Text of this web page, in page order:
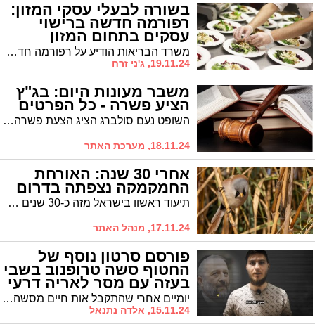
בשורה לבעלי עסקי המזון:
רפורמה חדשה ברישוי
עסקים בתחום המזון
משרד הבריאות הודיע על רפורמה חדשה ברישוי עסקים בתחום המזון. הרפורמה תיכנס לתוקף החל משנת 2025, ותכלול הקלות משמעותיות לבעלי העסקים בתחום המזון
19.11.24, ג'ני זרח
משבר מעונות היום: בג"ץ
הציע פשרה - כל הפרטים
השופט נעם סולברג הציג הצעת פשרה לפיה "שר העבודה יפרסם תבחינים לכלל האוכלוסייה תוך חודש, בהתאם להנחיות של היועצת המשפטית לממשלה... במקביל, תקופת מעבר נוספת של עוד שלושה חודשים לאותם תלמידים במוסדות התורניים"
18.11.24, מערכת האתר
אחרי 30 שנה: האורחת
החמקמקה נצפתה בדרום
תיעוד ראשון בישראל מזה כ-30 שנים של שפמתן, ציפור שיר חמקמקה וצבעונית שנעלמה זה מכבר מנופי ארצנו
17.11.24, מנהל האתר
פורסם סרטון נוסף של
החטוף סשה טרופנוב בשבי
בעזה עם מסר לאריה דרעי
יומיים אחרי שהתקבל אות חיים מסשה טרופונוב החטוף כבר 406 ימים בשבי בעזה שוב הגי'אד האלסלמי מפרסם סרטון כשברקע תמונתו של אריה דרעי ומסר עבורו
15.11.24, אלדה נתנאל